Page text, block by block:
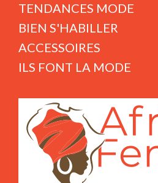
TENDANCES MODE
BIEN S'HABILLER
ACCESSOIRES
ILS FONT LA MODE